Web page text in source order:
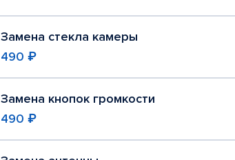
Замена стекла камеры
490 ₽
Замена кнопок громкости
490 ₽